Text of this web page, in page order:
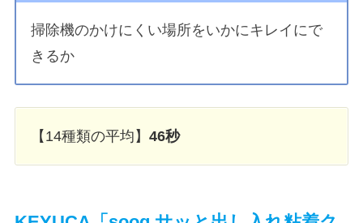
掃除機のかけにくい場所をいかにキレイにで
きるか
【14種類の平均】 46秒